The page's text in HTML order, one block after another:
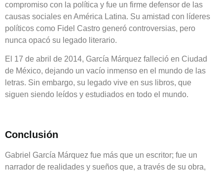
compromiso con la política y fue un firme defensor de las
causas sociales en América Latina. Su amistad con líderes
políticos como Fidel Castro generó controversias, pero
nunca opacó su legado literario.
El 17 de abril de 2014, García Márquez falleció en Ciudad
de México, dejando un vacío inmenso en el mundo de las
letras. Sin embargo, su legado vive en sus libros, que
siguen siendo leídos y estudiados en todo el mundo.
Conclusión
Gabriel García Márquez fue más que un escritor; fue un
narrador de realidades y sueños que, a través de su obra,